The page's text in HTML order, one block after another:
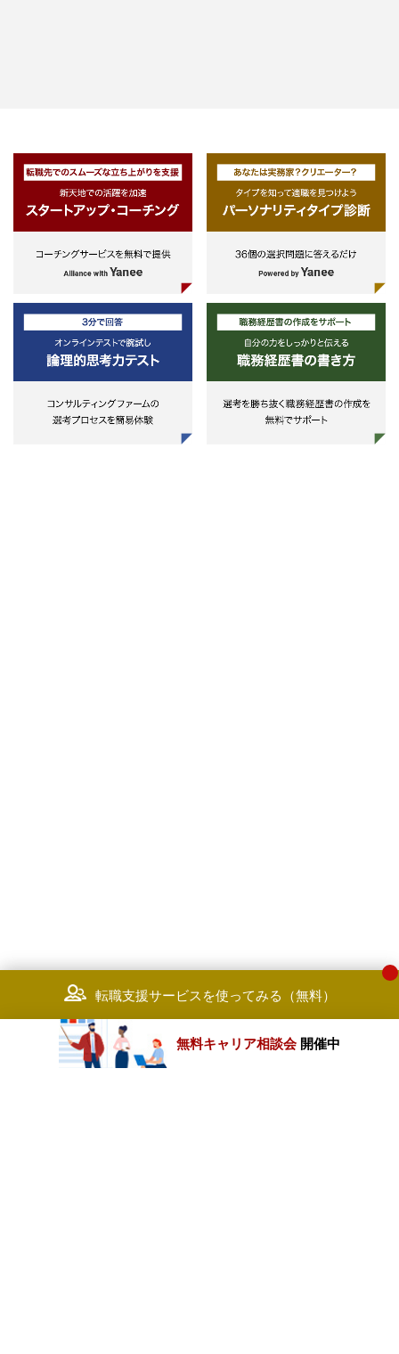
転職支援サービスを使ってみる（無料）
無料キャリア相談会 開催中